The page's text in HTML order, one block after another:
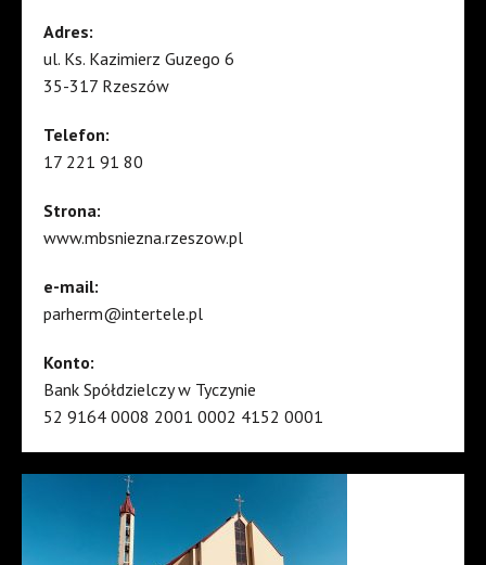
Adres:
ul. Ks. Kazimierz Guzego 6
35-317 Rzeszów
Telefon:
17 221 91 80
Strona:
www.mbsniezna.rzeszow.pl
e-mail:
parherm@intertele.pl
Konto:
Bank Spółdzielczy w Tyczynie
52 9164 0008 2001 0002 4152 0001